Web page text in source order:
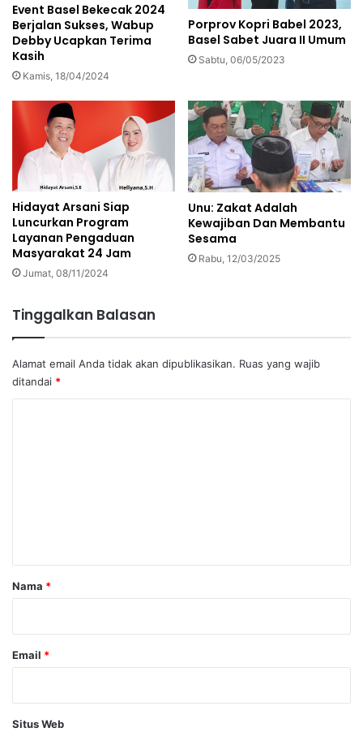
Event Basel Bekecak 2024
Berjalan Sukses, Wabup
Debby Ucapkan Terima
Kasih
Kamis, 18/04/2024
Porprov Kopri Babel 2023,
Basel Sabet Juara II Umum
Sabtu, 06/05/2023
Hidayat Arsani Siap
Luncurkan Program
Layanan Pengaduan
Masyarakat 24 Jam
Jumat, 08/11/2024
Unu: Zakat Adalah
Kewajiban Dan Membantu
Sesama
Rabu, 12/03/2025
Tinggalkan Balasan
Alamat email Anda tidak akan dipublikasikan. Ruas yang wajib
ditandai *
r
Nama *
Email *
Situs Web